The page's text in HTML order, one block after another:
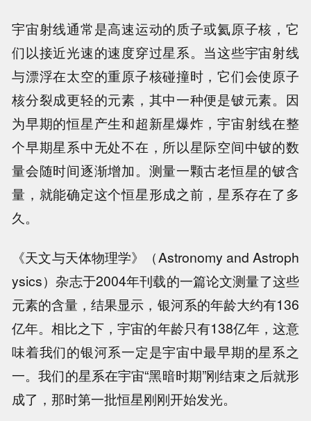
宇宙射线通常是高速运动的质子或氦原子核，它
们以接近光速的速度穿过星系。当这些宇宙射线
与漂浮在太空的重原子核碰撞时，它们会使原子
核分裂成更轻的元素，其中一种便是铍元素。因
为早期的恒星产生和超新星爆炸，宇宙射线在整
个早期星系中无处不在，所以星际空间中铍的数
量会随时间逐渐增加。测量一颗古老恒星的铍含
量，就能确定这个恒星形成之前，星系存在了多
久。
《天文与天体物理学》（Astronomy and Astroph
ysics）杂志于2004年刊载的一篇论文测量了这些
元素的含量，结果显示，银河系的年龄大约有136
亿年。相比之下，宇宙的年龄只有138亿年，这意
味着我们的银河系一定是宇宙中最早期的星系之
一。我们的星系在宇宙“黑暗时期”刚结束之后就形
成了，那时第一批恒星刚刚开始发光。